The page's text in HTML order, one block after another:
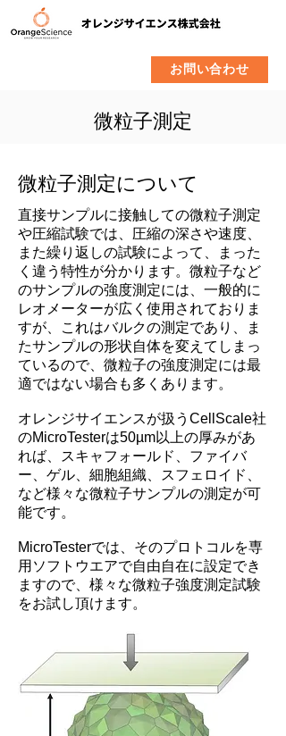
お問い合わせ
微粒子測定
微粒子測定について
直接サンプルに接触しての微粒子測定
や圧縮試験では、圧縮の深さや速度、
また繰り返しの試験によって、まった
く違う特性が分かります。​微粒子など
のサンプルの強度測定には、一般的に
レオメーターが広く使用されておりま
すが、これはバルクの測定であり、ま
たサンプルの形状自体を変えてしまっ
ているので、微粒子の強度測定には最
適ではない場合も多くあります。
オレンジサイエンスが扱うCellScale社
のMicroTesterは50µm以上の厚みがあ
れば、スキャフォールド、ファイバ
ー、ゲル、細胞組織、スフェロイド、
など様々な微粒子サンプルの測定が可
能です。
MicroTesterでは、そのプロトコルを専
用ソフトウエアで自由自在に設定でき
ますので、様々な微粒子強度測定試験
をお試し頂けます。